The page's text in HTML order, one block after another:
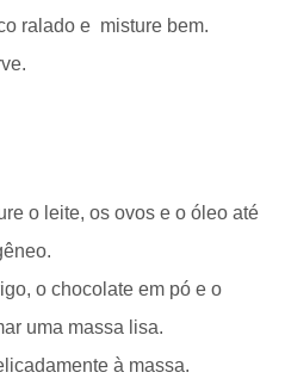
ralado e misture bem.
o leite, os ovos e o óleo até
o chocolate em pó e o
uma massa lisa.
à massa.